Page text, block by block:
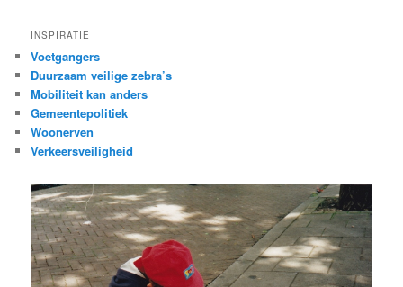
INSPIRATIE
Voetgangers
Duurzaam veilige zebra’s
Mobiliteit kan anders
Gemeentepolitiek
Woonerven
Verkeersveiligheid